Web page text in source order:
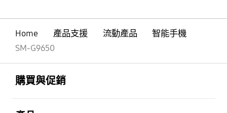
Home 產品支援 流動產品
智能手機
SM-G9650
購買與促銷